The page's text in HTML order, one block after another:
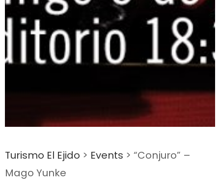
Turismo El Ejido > Events > “Conjuro” –
Mago Yunke